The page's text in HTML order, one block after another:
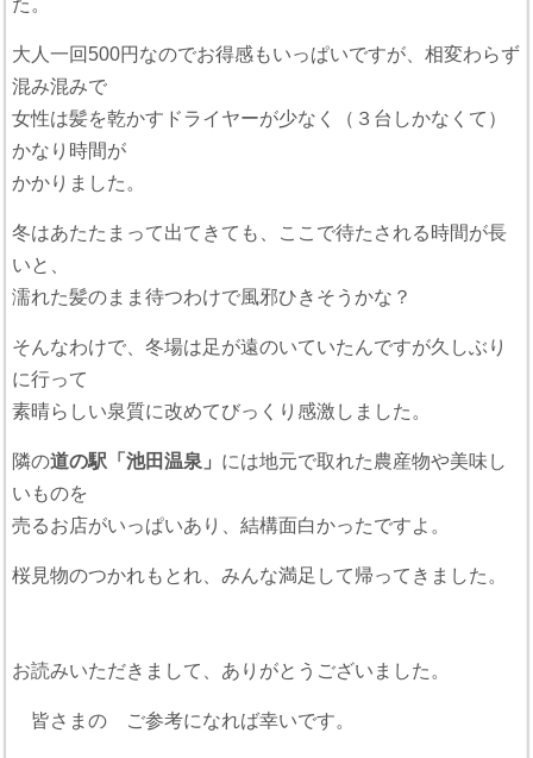
大人一回500円なのでお得感もいっぱいですが、相変わらず
混み混みで
女性は髪を乾かすドライヤーが少なく（３台しかなくて）
かなり時間が
かかりました。
冬はあたたまって出てきても、ここで待たされる時間が長
いと、
濡れた髪のまま待つわけで風邪ひきそうかな？
そんなわけで、冬場は足が遠のいていたんですが久しぶり
に行って
素晴らしい泉質に改めてびっくり感激しました。
隣の道の駅「池田温泉」 には地元で取れた農産物や美味し
いものを
売るお店がいっぱいあり、結構面白かったですよ。
桜見物のつかれもとれ、みんな満足して帰ってきました。
お読みいただきまして、ありがとうございました。
皆さまの ご参考になれば幸いです。